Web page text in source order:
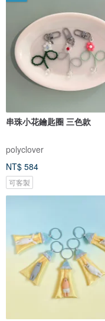
串珠小花鑰匙圈 三色款
polyclover
NT$ 584
可客製